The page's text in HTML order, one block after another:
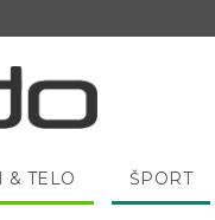
& TELO ŠPORT